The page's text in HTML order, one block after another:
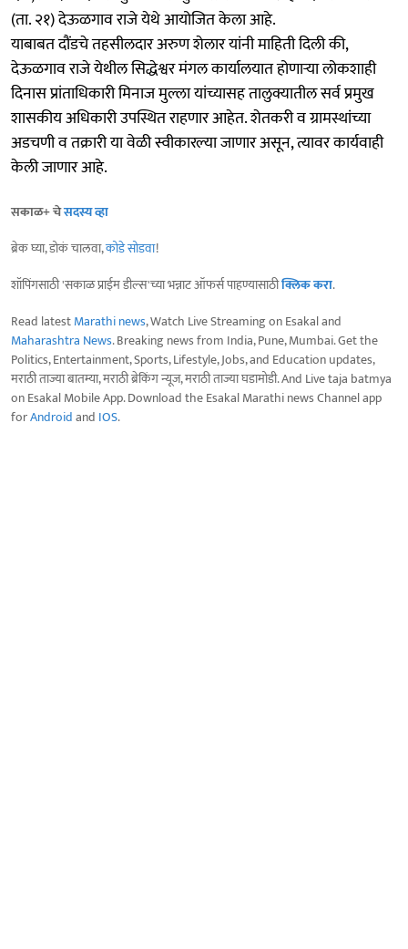
(ता. २१) देऊळगाव राजे येथे आयोजित केला आहे.
याबाबत दौंडचे तहसीलदार अरुण शेलार यांनी माहिती दिली की,
देऊळगाव राजे येथील सिद्धेश्वर मंगल कार्यालयात होणाऱ्या लोकशाही
दिनास प्रांताधिकारी मिनाज मुल्ला यांच्यासह तालुक्यातील सर्व प्रमुख
शासकीय अधिकारी उपस्थित राहणार आहेत. शेतकरी व ग्रामस्थांच्या
अडचणी व तक्रारी या वेळी स्वीकारल्या जाणार असून, त्यावर कार्यवाही
केली जाणार आहे.
सकाळ+ चेसदस्य व्हा
ब्रेक घ्या, डोकं चालवा,कोडे सोडवा!
शॉपिंगसाठी 'सकाळ प्राईम डील्स'च्या भन्नाट ऑफर्स पाहण्यासाठीक्लिक करा.
Read latestMarathi news, Watch Live Streaming on Esakal and
Maharashtra News. Breaking news from India, Pune, Mumbai. Get the
Politics, Entertainment, Sports, Lifestyle, Jobs, and Education updates,
मराठी ताज्या बातम्या, मराठी ब्रेकिंग न्यूज, मराठी ताज्या घडामोडी. And Live taja batmya
on Esakal Mobile App. Download the Esakal Marathi news Channel app
forAndroidand IOS.